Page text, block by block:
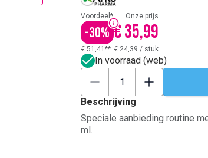
Voordeel*
-30%
Onze prijs
€ 35,99
€ 51,41** € 24,39 / stuk
In voorraad (web)
Beschrijving
Speciale aanbieding routine
ml.